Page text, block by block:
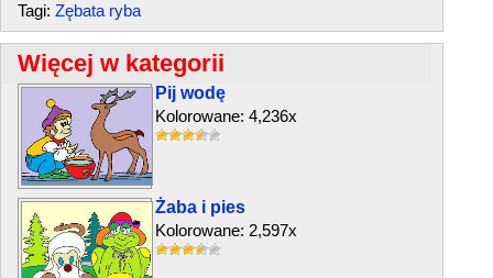
Tagi: Zębata ryba
Więcej w kategorii
Pij wodę
Kolorowane: 4,236x
Żaba i pies
Kolorowane: 2,597x